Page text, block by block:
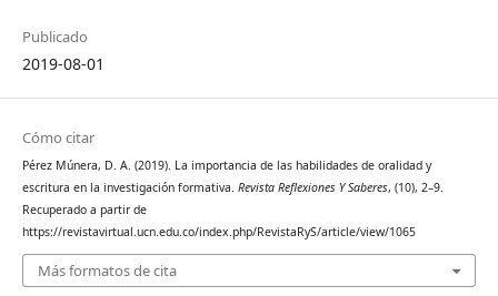
Publicado
2019-08-01
Cómo citar
Pérez Múnera, D. A. (2019). La importancia de las habilidades de oralidad y
escritura en la investigación formativa. Revista Reflexiones Y Saberes, (10), 2–9.
Recuperado a partir de
https://revistavirtual.ucn.edu.co/index.php/RevistaRyS/article/view/1065
Más formatos de cita